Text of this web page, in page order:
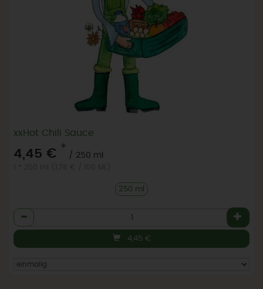
xxHot Chili Sauce
4,45 € *
/ 250 ml
250 ml
Anzahl
4,45 €